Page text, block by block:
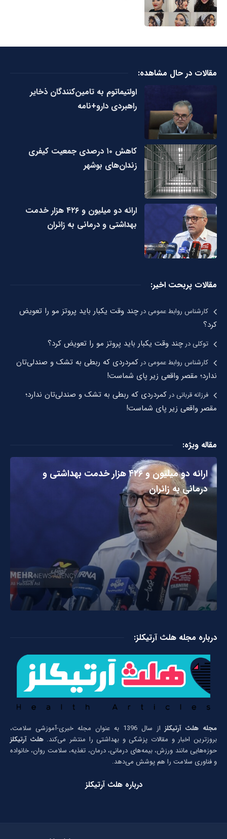
مقالات در حال مشاهده:
اولتیماتوم به تامین‌کنندگان ذخایر
راهبردی دارو+نامه
کاهش ۱۰ درصدی جمعیت کیفری
زندان‌های بوشهر
ارائه دو میلیون و ۴۲۶ هزار خدمت
بهداشتی و درمانی به زائران
مقالات پربحت اخیر:
کارشناس روابط عمومیدرچند وقت یکبار باید پروتز مو را تعویض
کرد؟
توکلیدرچند وقت یکبار باید پروتز مو را تعویض کرد؟
کارشناس روابط عمومیدر کمردردی که ربطی به تشک و صندلی‌تان
ندارد؛ مقصر واقعی زیر پای شماست!
فرزانه قربانیدر کمردردی که ربطی به تشک و صندلی‌تان ندارد؛
مقصر واقعی زیر پای شماست!
مقاله ویژه:
ارائه دو میلیون و ۴۲۶ هزار خدمت بهداشتی و
درمانی به زائران
درباره مجله هلث آرتیکلز:
مجله هلث آرتیکلز
از سال 1396 به عنوان مجله خبری-آموزشی سلامت،
بروزترین اخبار و مقالات پزشکی و بهداشتی را منتشر می‌کند.هلث آرتیکلز
حوزه‌هایی مانند ورزش، بیمه‌های درمانی، درمان، تغذیه، سلامت روان، خانواده
و فناوری سلامت را هم پوشش می‌دهد.
درباره هلث آرتیکلز